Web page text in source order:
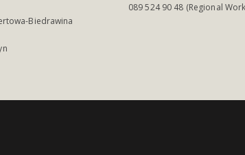
Biedrawina
089 524 90 48 (Regional